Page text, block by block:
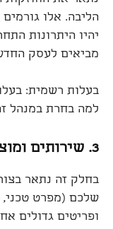
הליבה. אלו
יהיו היתרונות
מביאים לעסק
בעלות רשמית:
למה בחרת במנהל
3. שירותים
בחלק זה נתאר
שלכם (מפרט טכני,
ופריטים גדולים